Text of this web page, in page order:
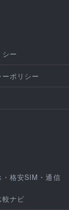
ー
ポリシー
・格安SIM・通信
較ナビ